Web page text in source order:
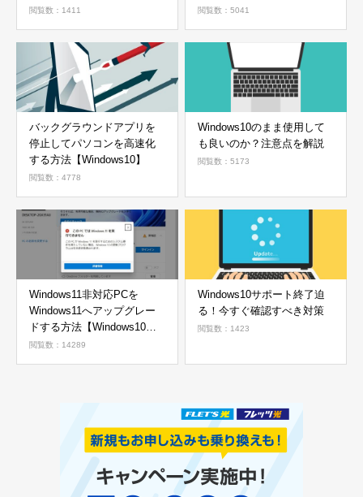
閲覧数：1411 閲覧数：5041
バックグラウンドアプリを
停止してパソコンを高速化
する方法【Windows10】
閲覧数：4778
Windows10のまま使用して
も良いのか？注意点を解説
閲覧数：5173
Windows11非対応PCを
Windows11へアップグレー
ドする方法【Windows10か
ら11へ】
閲覧数：14289
Windows10サポート終了迫
る！今すぐ確認すべき対策
閲覧数：1423